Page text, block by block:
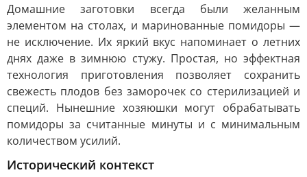
Домашние заготовки всегда были желанным
элементом на столах, и маринованные помидоры —
не исключение. Их яркий вкус напоминает о летних
днях даже в зимнюю стужу. Простая, но эффектная
технология приготовления позволяет сохранить
свежесть плодов без заморочек со стерилизацией и
специй. Нынешние хозяюшки могут обрабатывать
помидоры за считанные минуты и с минимальным
количеством усилий.
Исторический контекст